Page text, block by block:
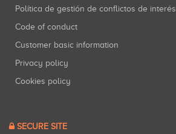
Política de gestión de conflictos de interés
Code of conduct
Customer basic information
Privacy policy
Cookies policy
SECURE SITE